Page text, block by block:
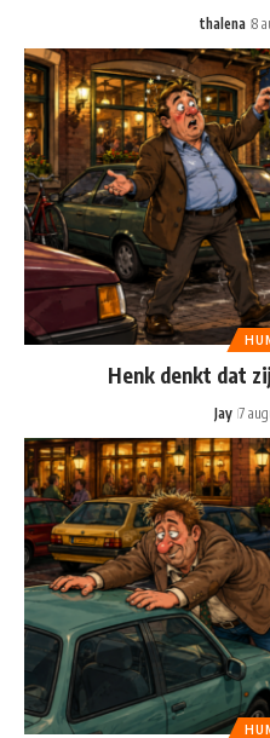
thalena 8
Henk denkt dat
Jay 7